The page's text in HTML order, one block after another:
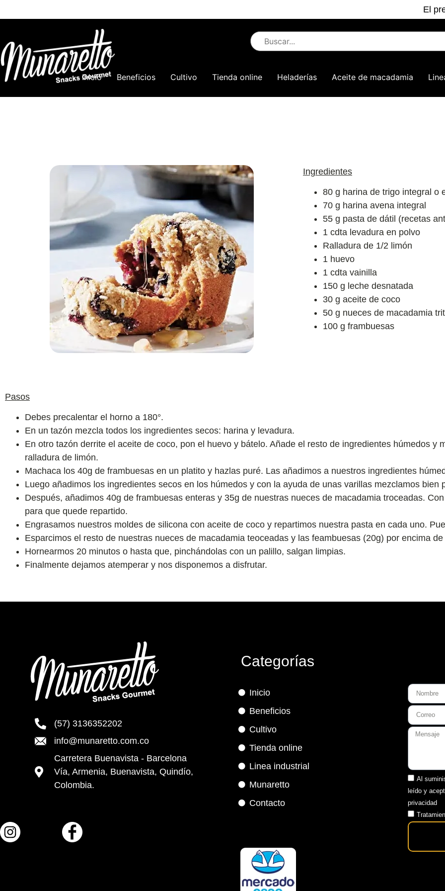
El
Inicio Beneficios Cultivo Tienda online Heladerías Aceite de macadamia
Ingredientes
80 g harina de trigo integral o
70 g harina avena integral
55 g pasta de dátil (recetas
1 cdta levadura en polvo
Ralladura de 1/2 limón
1 huevo
1 cdta vainilla
150 g leche desnatada
30 g aceite de coco
50 g nueces de macadamia
100 g frambuesas
Pasos
Debes precalentar el horno a 180°.
En un tazón mezcla todos los ingredientes secos: harina y levadura.
En otro tazón derrite el aceite de coco, pon el huevo y bátelo. Añade el resto de ingredientes húmedos y
ralladura de limón.
Machaca los 40g de frambuesas en un platito y hazlas puré. Las añadimos a nuestros ingredientes
Luego añadimos los ingredientes secos en los húmedos y con la ayuda de unas varillas mezclamos bien
Después, añadimos 40g de frambuesas enteras y 35g de nuestras nueces de macadamia troceadas.
para que quede repartido.
Engrasamos nuestros moldes de silicona con aceite de coco y repartimos nuestra pasta en cada uno.
Esparcimos el resto de nuestras nueces de macadamia teoceadas y las feambuesas (20g) por encima
Hornearmos 20 minutos o hasta que, pinchándolas con un palillo, salgan limpias.
Finalmente dejamos atemperar y nos disponemos a disfrutar.
(57) 3136352202
info@munaretto.com.co
Carretera Buenavista - Barcelona
Vía, Armenia, Buenavista, Quindío,
Colombia.
Categorías
Inicio
Beneficios
Cultivo
Tienda online
Linea industrial
Munaretto
Contacto
Al
leído y
privacidad